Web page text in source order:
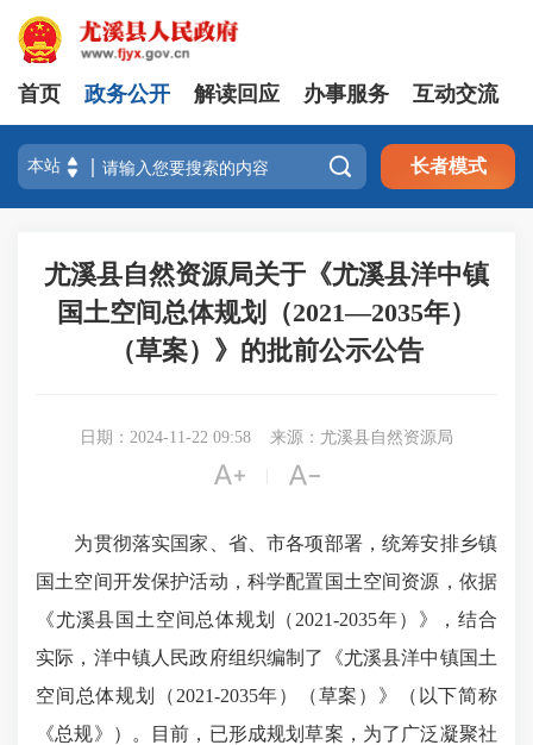
首页 政务公开 解读回应 办事服务 互动交流
 长者模式
尤溪县自然资源局关于《尤溪县洋中镇
国土空间总体规划（2021—2035年）
（草案）》的批前公示公告
日期：2024-11-22 09:58 来源：尤溪县自然资源局
 
为贯彻落实国家、省、市各项部署，统筹安排乡镇
国土空间开发保护活动，科学配置国土空间资源，依据
《尤溪县国土空间总体规划（2021-2035年）》，结合
实际，洋中镇人民政府组织编制了《尤溪县洋中镇国土
空间总体规划（2021-2035年）（草案）》（以下简称
《总规》）。目前，已形成规划草案，为了广泛凝聚社